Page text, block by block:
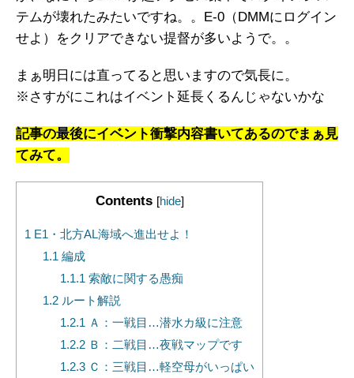
テムが壊れたみたいですね。。E-0（DMMにログイン
せよ）をクリアできない提督が多いようで。。
まぁ明日には直ってると思いますので気長に。
※さすがにこれはイベント延長くるんじゃないかな
記事の最後にイベント衝撃内容書いてあるのでまぁ見
てみて。
Contents [hide]
1 E1・北方AL海域へ進出せよ！
1.1 編成
1.1.1 索敵に関する愚痴
1.2ルート解説
1.2.1 Ａ：一戦目…潜水カ級に注意
1.2.2 Ｂ：二戦目…夜戦マップです
1.2.3 Ｃ：三戦目…軽空母がいっぱい